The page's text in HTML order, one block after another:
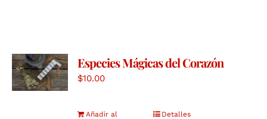
Especies Mágicas del Corazón
$10.00
Añadir al
Detalles